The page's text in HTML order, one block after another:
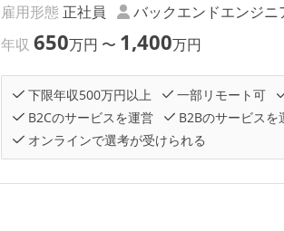
雇用形態 正社員 バックエンドエンジニ
年収650万円 〜 1,400万円
下限年収500万円以上 一部リモート可
B2Cのサービスを運営
B2Bのサービスを
オンラインで選考が受けられる